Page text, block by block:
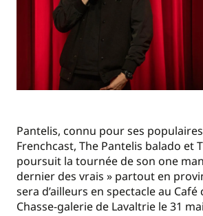
Pantelis, connu pour ses
Frenchcast, The Pantelis balado et
poursuit la tournée de son one
dernier des vrais » partout en
sera d’ailleurs en spectacle au
Chasse-galerie de Lavaltrie le 31